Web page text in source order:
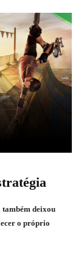
também deixou
o próprio